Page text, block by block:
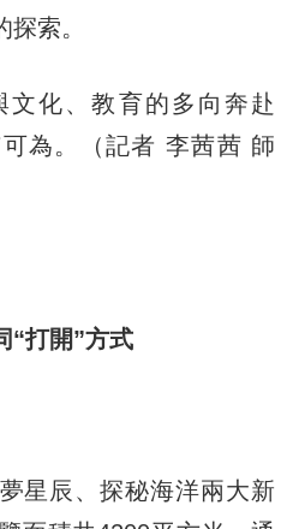
索。
化、教育的多向奔赴
為。（記者 李茜茜 師
打開”方式
辰、探秘海洋兩大新